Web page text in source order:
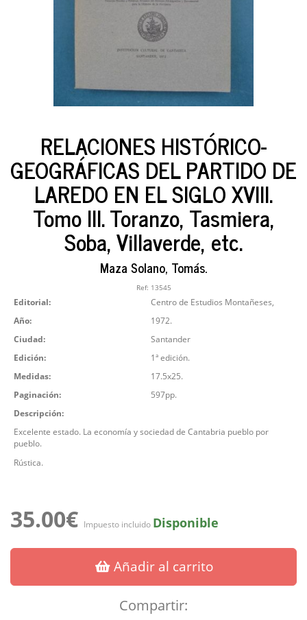
RELACIONES HISTÓRICO-
GEOGRÁFICAS DEL PARTIDO DE
LAREDO EN EL SIGLO XVIII.
Tomo III. Toranzo, Tasmiera,
Soba, Villaverde, etc.
Maza Solano, Tomás.
Ref: 13545
Editorial:
Centro de Estudios Montañeses,
Año:
1972.
Ciudad:
Santander
Edición:
1ª edición.
Medidas:
17.5x25.
Paginación:
597pp.
Descripción:
Excelente estado. La economía y sociedad de Cantabria pueblo por
pueblo.
Rústica.
35.00€ Impuesto incluido Disponible
Añadir al carrito
Compartir: